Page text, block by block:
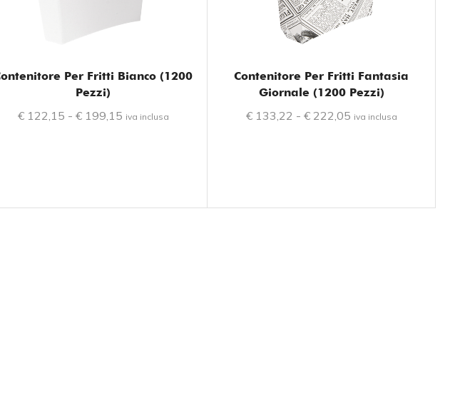
Per Fritti Bianco (1200
Pezzi)
€122,15 - €199,15 iva inclusa
Contenitore Per Fritti Fantasia
Giornale (1200 Pezzi)
€133,22 - €222,05 iva inclusa